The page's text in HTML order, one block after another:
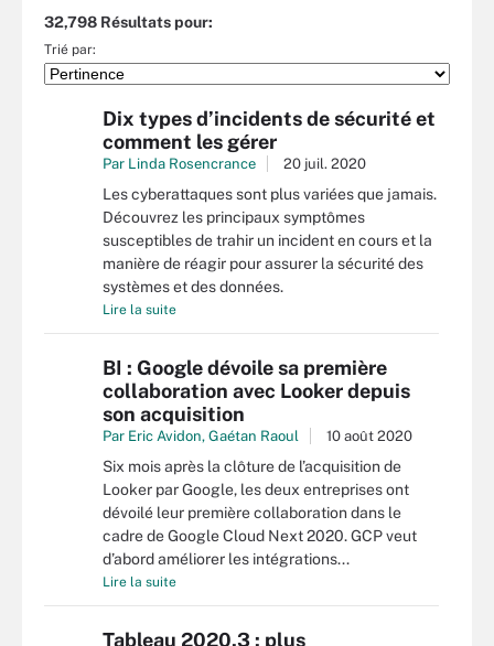
32,798 Résultats pour:
Trié par:
Dix types d’incidents de sécurité et
comment les gérer
Par Linda Rosencrance 20 juil. 2020
Les cyberattaques sont plus variées que jamais.
Découvrez les principaux symptômes
susceptibles de trahir un incident en cours et la
manière de réagir pour assurer la sécurité des
systèmes et des données.
Lire la suite
BI : Google dévoile sa première
collaboration avec Looker depuis
son acquisition
Par Eric Avidon, Gaétan Raoul 10 août 2020
Six mois après la clôture de l’acquisition de
Looker par Google, les deux entreprises ont
dévoilé leur première collaboration dans le
cadre de Google Cloud Next 2020. GCP veut
d’abord améliorer les intégrations...
Lire la suite
Tableau 2020.3 : plus